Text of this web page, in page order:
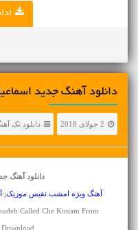
دانلود آهنگ جديد
2 جولای 2018 دانلود تک
دانلود آهنگ
آهنگ ویژه امشب نفیس موزیک;
Called Che Konam From